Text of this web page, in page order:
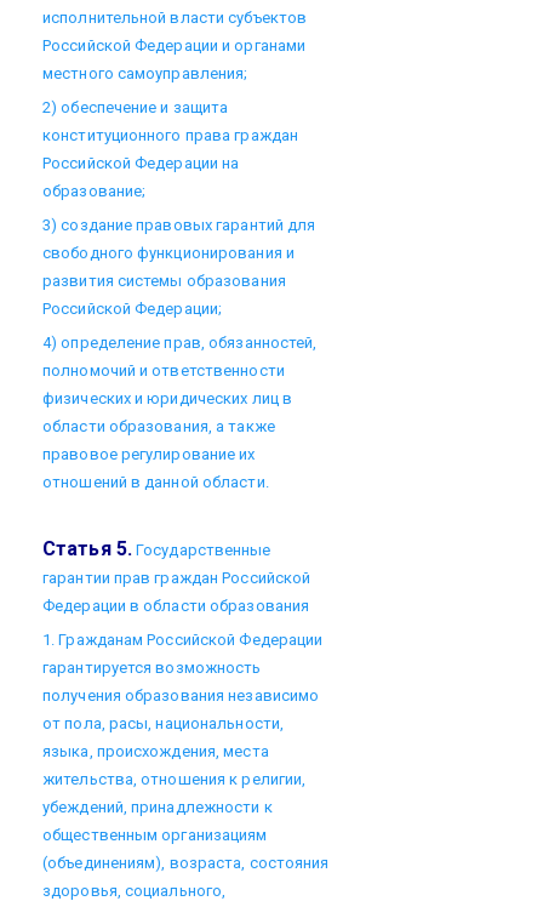
исполнительной власти субъектов
Российской Федерации и органами
местного самоуправления;
2) обеспечение и защита
конституционного права граждан
Российской Федерации на
образование;
3) создание правовых гарантий для
свободного функционирования и
развития системы образования
Российской Федерации;
4) определение прав, обязанностей,
полномочий и ответственности
физических и юридических лиц в
области образования, а также
правовое регулирование их
отношений в данной области.
Статья 5. Государственные
гарантии прав граждан Российской
Федерации в области образования
1. Гражданам Российской Федерации
гарантируется возможность
получения образования независимо
от пола, расы, национальности,
языка, происхождения, места
жительства, отношения к религии,
убеждений, принадлежности к
общественным организациям
(объединениям), возраста, состояния
здоровья, социального,